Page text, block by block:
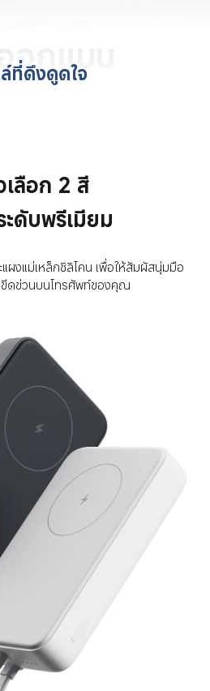
อกแบบ
ที่ดึงดูดใจ
ลือก 2 สี
ดับพรีเมียม
ผงแม่เหล็กซิลิโคน เพื่อให้สัมผัสนุ่มมือ
ขีดข่วนบนโทรศัพท์ของคุณ